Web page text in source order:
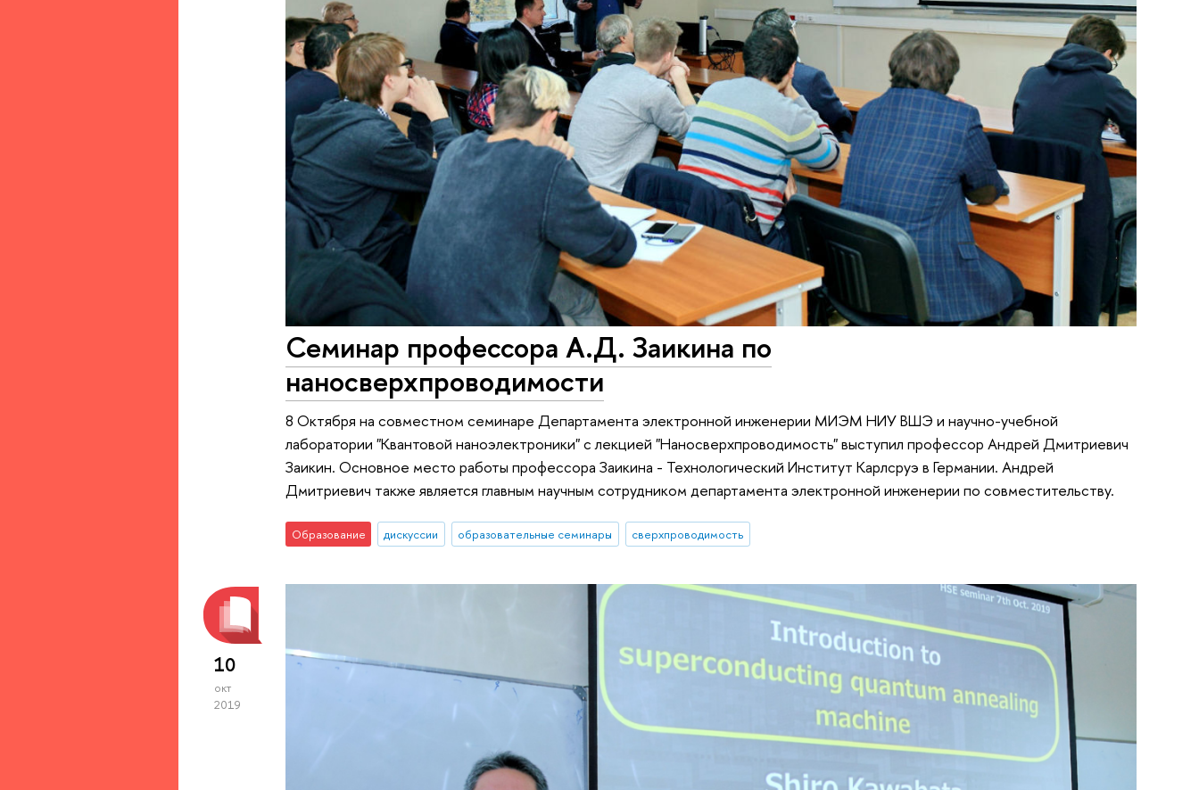
Семинар профессора А.Д. Заикина по
наносверхпроводимости
8 Октября на совместном семинаре Департамента электронной инженерии МИЭМ НИУ ВШЭ и научно-учебной
лаборатории "Квантовой наноэлектроники" с лекцией "Наносверхпроводимость" выступил профессор Андрей Дмитриевич
Заикин. Основное место работы профессора Заикина - Технологический Институт Карлсруэ в Германии. Андрей
Дмитриевич также является главным научным сотрудником департамента электронной инженерии по совместительству.
Образование дискуссии образовательные семинары сверхпроводимость
10
окт
2019